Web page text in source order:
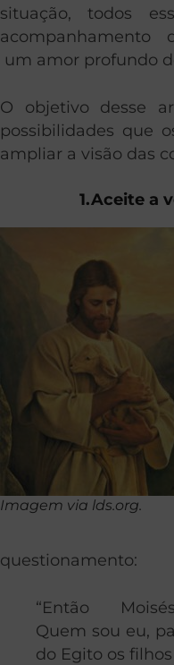
situação, todos
acompanhamento
um amor profundo
O objetivo desse
possibilidades que
ampliar a visão das
1.Aceite a
Imagem via lds.org.
questionamento:
“Então
Quem sou eu,
do Egito os